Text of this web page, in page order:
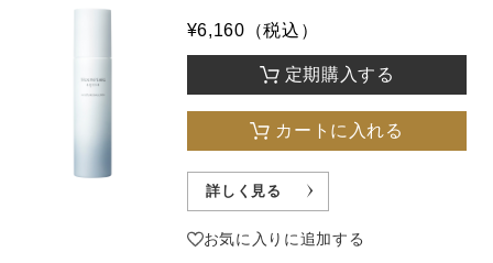
¥6,160（税込）
定期購入する
カートに入れる
詳しく見る
お気に入りに追加する